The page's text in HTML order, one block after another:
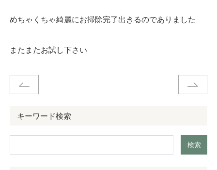
めちゃくちゃ綺麗にお掃除完了出きるのでありました
またまたお試し下さい
キーワード検索
検索